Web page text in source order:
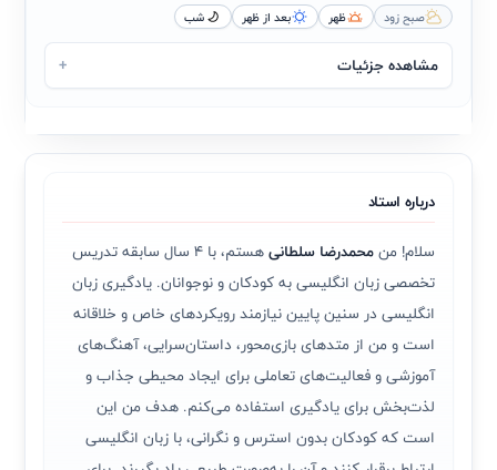
صبح زود
ظهر بعد از ظهر شب
مشاهده جزئیات +
درباره استاد
سلام! منمحمدرضا سلطانی
هستم، با ۴ سال سابقه تدریس
تخصصی زبان انگلیسی به کودکان و نوجوانان. یادگیری زبان
انگلیسی در سنین پایین نیازمند رویکردهای خاص و خلاقانه
است و من از متدهای بازی‌محور، داستان‌سرایی، آهنگ‌های
آموزشی و فعالیت‌های تعاملی برای ایجاد محیطی جذاب و
لذت‌بخش برای یادگیری استفاده می‌کنم. هدف من این
است که کودکان بدون استرس و نگرانی، با زبان انگلیسی